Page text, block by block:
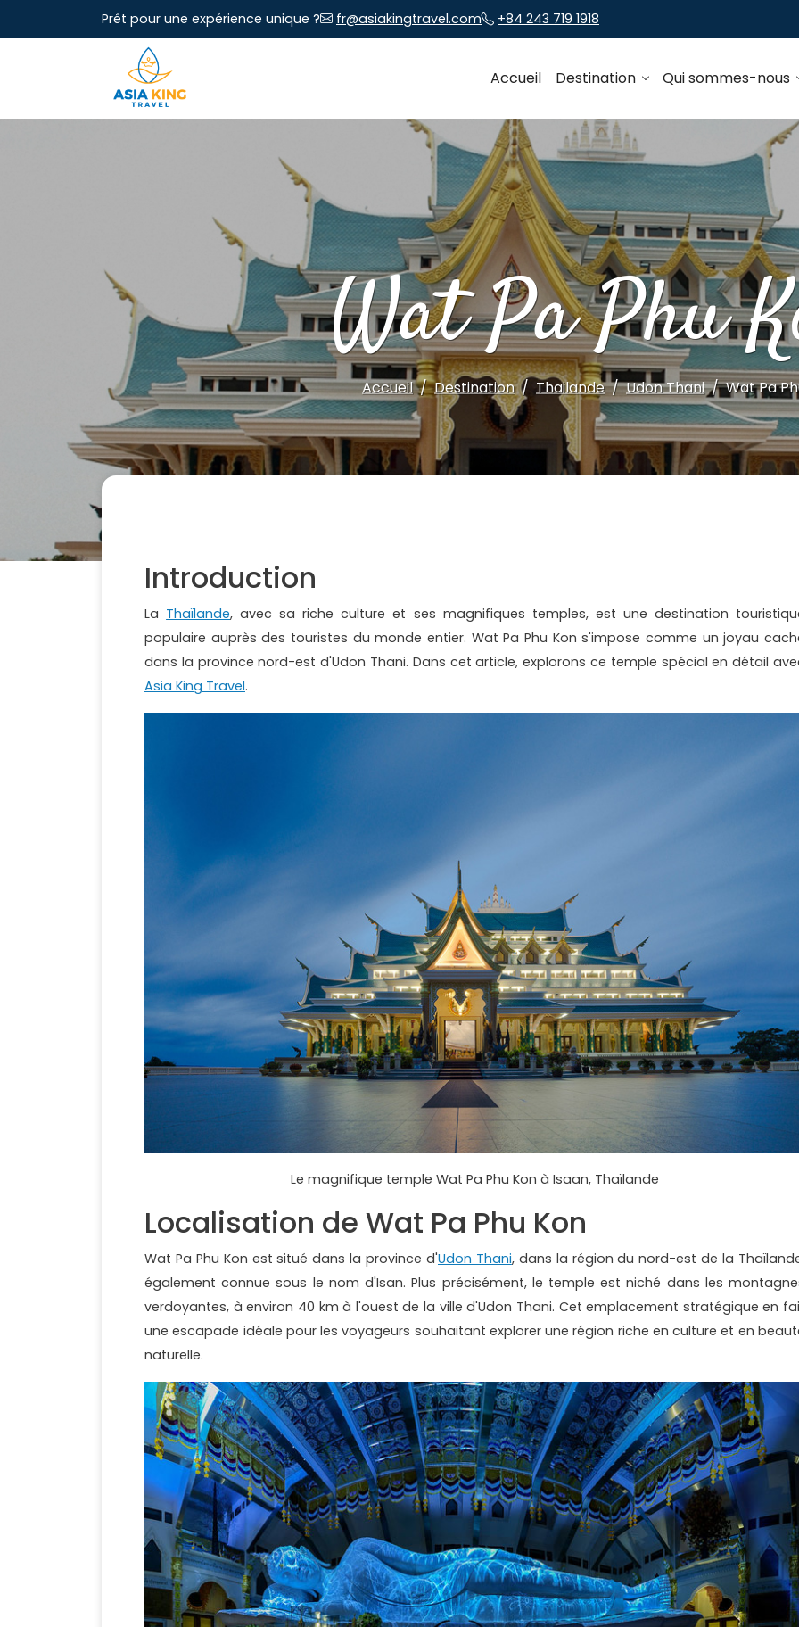
Prêt pour une expérience unique ? fr@asiakingtravel.com +84 243 719 1918
Accueil Destination Qui sommes-nous
Wat Pa Phu
Accueil Destination Thailande Udon Thani Wat Pa
Introduction
La Thaïlande, avec sa riche culture et ses magnifiques temples, est une destination
populaire auprès des touristes du monde entier. Wat Pa Phu Kon s'impose comme un joyau
dans la province nord-est d'Udon Thani. Dans cet article, explorons ce temple spécial en détail
Asia King Travel.
Le magnifique temple Wat Pa Phu Kon à Isaan, Thaïlande
Localisation de Wat Pa Phu Kon
Wat Pa Phu Kon est situé dans la province d'Udon Thani, dans la région du nord-est de la
également connue sous le nom d'Isan. Plus précisément, le temple est niché dans les
verdoyantes, à environ 40 km à l'ouest de la ville d'Udon Thani. Cet emplacement stratégique en
une escapade idéale pour les voyageurs souhaitant explorer une région riche en culture et en
naturelle.